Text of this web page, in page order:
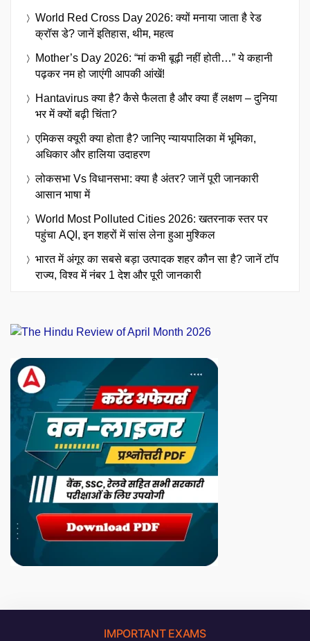
World Red Cross Day 2026: क्यों मनाया जाता है रेड
क्रॉस डे? जानें इतिहास, थीम, महत्व
Mother’s Day 2026: “मां कभी बूढ़ी नहीं होती…” ये कहानी
पढ़कर नम हो जाएंगी आपकी आंखें!
Hantavirus क्या है? कैसे फैलता है और क्या हैं लक्षण – दुनिया
भर में क्यों बढ़ी चिंता?
एमिकस क्यूरी क्या होता है? जानिए न्यायपालिका में भूमिका,
अधिकार और हालिया उदाहरण
लोकसभा Vs विधानसभा: क्या है अंतर? जानें पूरी जानकारी
आसान भाषा में
World Most Polluted Cities 2026: खतरनाक स्तर पर
पहुंचा AQI, इन शहरों में सांस लेना हुआ मुश्किल
भारत में अंगूर का सबसे बड़ा उत्पादक शहर कौन सा है? जानें टॉप
राज्य, विश्व में नंबर 1 देश और पूरी जानकारी
IMPORTANT EXAMS